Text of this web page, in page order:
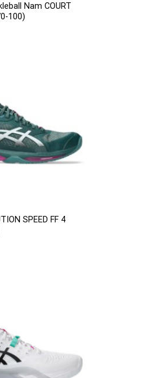
Nam COURT
100)
SPEED FF 4